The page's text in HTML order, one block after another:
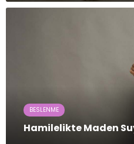
BESLENME
Hamilelikte Maden